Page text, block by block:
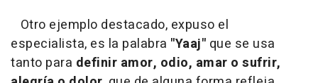
Otro ejemplo destacado, expuso el
especialista, es la palabra "Yaaj" que se usa
tanto para definir amor, odio, amar o sufrir,